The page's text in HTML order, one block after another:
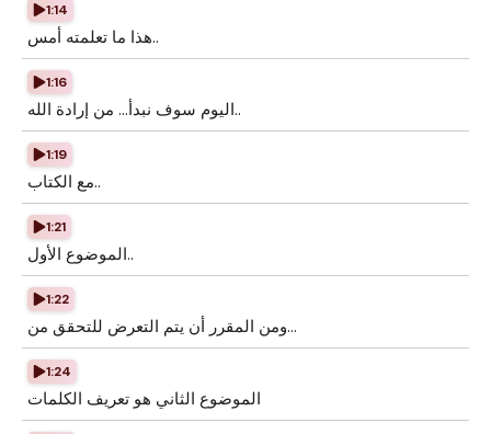
1:14
هذا ما تعلمته أمس..
1:16
اليوم سوف نبدأ... من إرادة الله..
1:19
مع الكتاب..
1:21
الموضوع الأول..
1:22
ومن المقرر أن يتم التعرض للتحقق من...
1:24
الموضوع الثاني هو تعريف الكلمات